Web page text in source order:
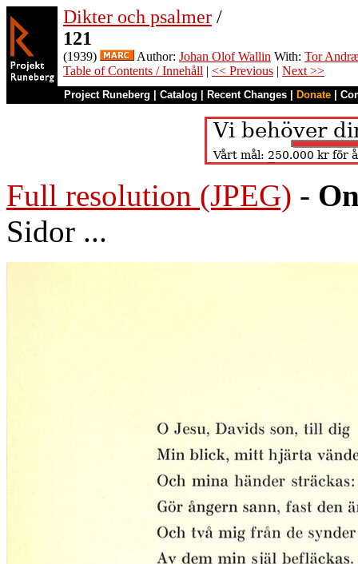
Dikter och psalmer /
121
(1939) Author: Johan Olof Wallin With: Tor
Table of Contents / Innehåll | << Previous | Next >>
Project Runeberg Catalog Recent Changes Donate
Full resolution (JPEG) -
Sidor ...